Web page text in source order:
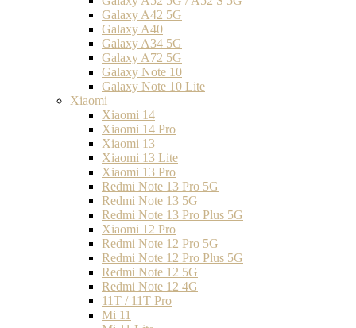
Galaxy A42 5G
Galaxy A40
Galaxy A34 5G
Galaxy A72 5G
Galaxy Note 10
Galaxy Note 10 Lite
Xiaomi
Xiaomi 14
Xiaomi 14 Pro
Xiaomi 13
Xiaomi 13 Lite
Xiaomi 13 Pro
Redmi Note 13 Pro 5G
Redmi Note 13 5G
Redmi Note 13 Pro Plus 5G
Xiaomi 12 Pro
Redmi Note 12 Pro 5G
Redmi Note 12 Pro Plus 5G
Redmi Note 12 5G
Redmi Note 12 4G
11T / 11T Pro
Mi 11